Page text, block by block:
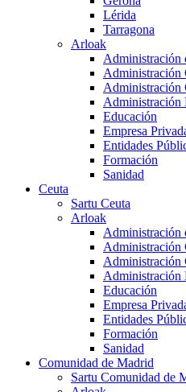
Lérida
Tarragona
Arloak
Administración
Administración
Administración
Administración
Educación
Empresa
Entidades
Formación
Sanidad
Ceuta
Sartu Ceuta
Arloak
Administración
Administración
Administración
Administración
Educación
Empresa
Entidades
Formación
Sanidad
Comunidad de Madrid
Sartu Comunidad de